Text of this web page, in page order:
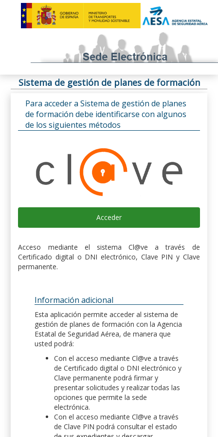
Sistema de gestión de planes de formación
Para acceder a Sistema de gestión de planes
de formación debe identificarse con algunos
de los siguientes métodos
Acceder
Acceso mediante el sistema Cl@ve a través de
Certificado digital o DNI electrónico, Clave PIN y Clave
permanente.
Información adicional
Esta aplicación permite acceder al sistema de
gestión de planes de formación con la Agencia
Estatal de Seguridad Aérea, de manera que
usted podrá:
Con el acceso mediante Cl@ve a través
de Certificado digital o DNI electrónico y
Clave permanente podrá firmar y
presentar solicitudes y realizar todas las
opciones que permite la sede
electrónica.
Con el acceso mediante Cl@ve a través
de Clave PIN podrá consultar el estado